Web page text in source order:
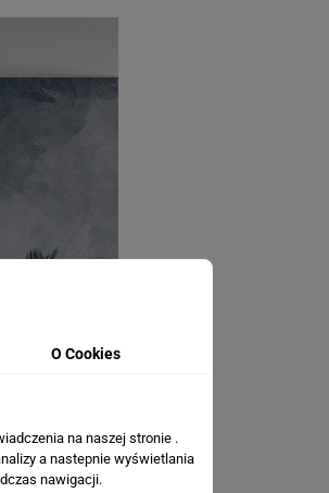
O Cookies
na naszej stronie .
a nastepnie wyświetlania
nawigacji.